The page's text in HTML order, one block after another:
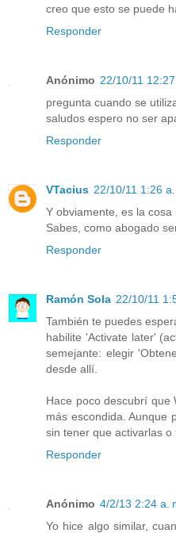
creo que esto se puede
Responder
Anónimo 22/10/11 12:27
pregunta cuando se
saludos espero no ser
Responder
VTacius 22/10/11 1:26 a.
Y obviamente, es la cosa
Sabes, como abogado
Responder
Ramón Sola 22/10/11
También te puedes
habilite 'Activate later'
semejante: elegir
desde allí.
Hace poco descubrí que
más escondida. Aunque
sin tener que activarlas
Responder
Anónimo 4/2/13 2:24 a.
Yo hice algo similar,